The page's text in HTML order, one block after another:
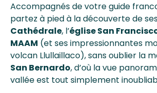
Accompagnés de votre guide
partez à pied à la découverte de
Cathédrale, l’église San
MAAM (et ses impressionnantes
volcan Llullaillaco), sans oublier la
San Bernardo, d’où la vue
vallée est tout simplement